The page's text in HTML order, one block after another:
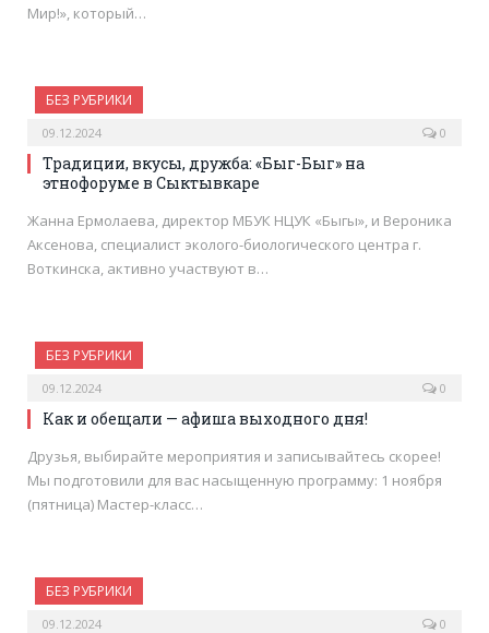
Мир!», который…
БЕЗ РУБРИКИ
09.12.2024 0
Традиции, вкусы, дружба: «Быг-Быг» на
этнофоруме в Сыктывкаре
Жанна Ермолаева, директор МБУК НЦУК «Быгы», и Вероника
Аксенова, специалист эколого-биологического центра г.
Воткинска, активно участвуют в…
БЕЗ РУБРИКИ
09.12.2024 0
Как и обещали — афиша выходного дня!
Друзья, выбирайте мероприятия и записывайтесь скорее!
Мы подготовили для вас насыщенную программу: 1 ноября
(пятница) Мастер-класс…
БЕЗ РУБРИКИ
09.12.2024 0